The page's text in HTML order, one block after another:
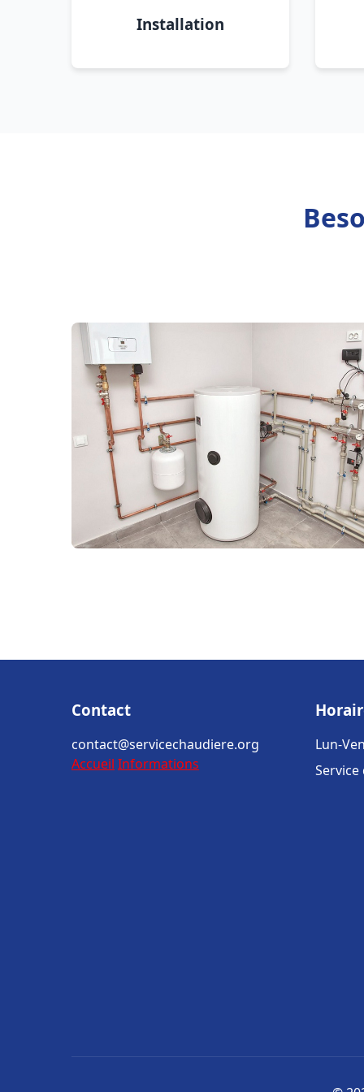
Installation
Contact
contact@servicechaudiere.org
Accueil Informations
Lun-